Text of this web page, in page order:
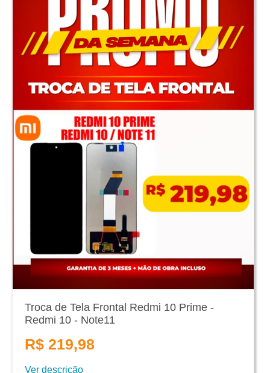
Troca de Tela Frontal Redmi 10 Prime -
Redmi 10 - Note11
R$ 219,98
Ver descrição